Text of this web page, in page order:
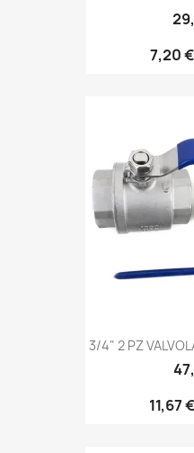
7,20 €
3/4" 2 PZ
11,67 €